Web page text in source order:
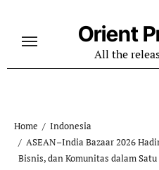
content
Orient
All the
Home
Indonesia
ASEAN–India Bazaar 2026
Bisnis, dan Komunitas dalam